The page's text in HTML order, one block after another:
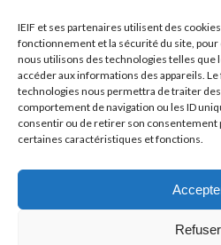
IEIF et ses partenaires utilisent des
fonctionnement et la sécurité du site,
nous utilisons des technologies telles que
accéder aux informations des appareils.
technologies nous permettra de traiter
comportement de navigation ou les ID
consentir ou de retirer son consentement
certaines caractéristiques et fonctions.
Refuser
Prénom*
E-mail*